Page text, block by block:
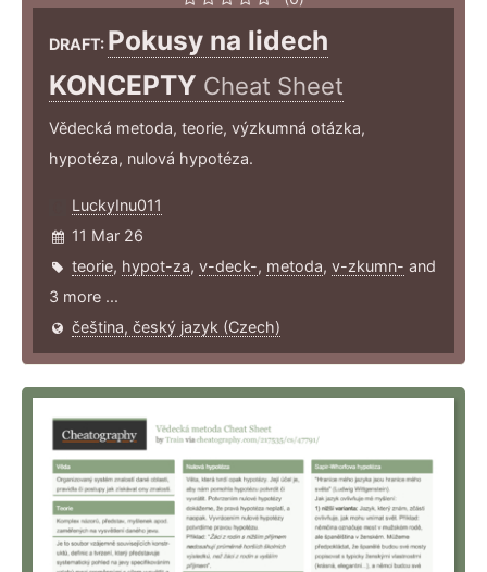
DRAFT: Pokusy na lidech
KONCEPTY Cheat Sheet
Vědecká metoda, teorie, výzkumná otázka,
hypotéza, nulová hypotéza.
LuckyInu011
11 Mar 26
teorie, hypot-za, v-deck-, metoda, v-zkumn- and
3 more ...
čeština, český jazyk (Czech)